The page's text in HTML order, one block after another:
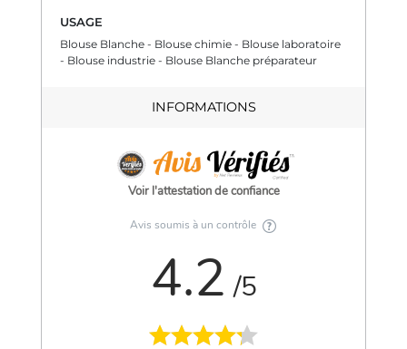
USAGE
Blouse Blanche - Blouse chimie - Blouse laboratoire
- Blouse industrie - Blouse Blanche préparateur
INFORMATIONS
Voir l'attestation de confiance
Avis soumis à un contrôle
4.2 /5